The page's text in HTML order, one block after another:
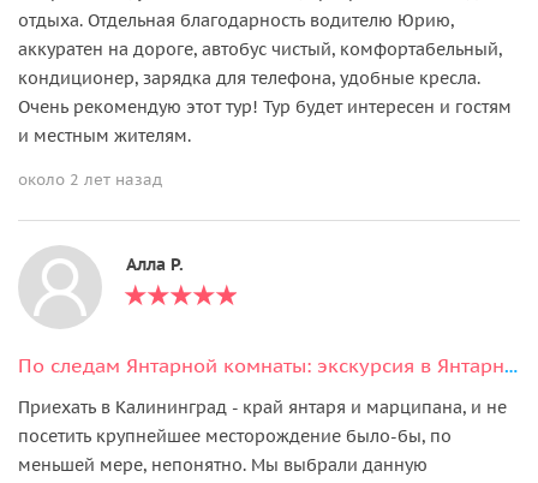
отдыха. Отдельная благодарность водителю Юрию,
аккуратен на дороге, автобус чистый, комфортабельный,
кондиционер, зарядка для телефона, удобные кресла.
Очень рекомендую этот тур! Тур будет интересен и гостям
и местным жителям.
около 2 лет назад
Алла Р.
По следам Янтарной комнаты: экскурсия в Янтарный и Балтийск из Светлогорска
Приехать в Калининград - край янтаря и марципана, и не
посетить крупнейшее месторождение было-бы, по
меньшей мере, непонятно. Мы выбрали данную